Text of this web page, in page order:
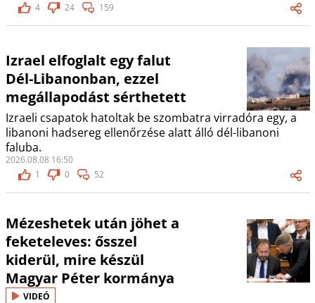
4
24 159
Izrael elfoglalt egy falut
Dél-Libanonban, ezzel
megállapodást sérthetett
Izraeli csapatok hatoltak be szombatra virradóra egy, a
libanoni hadsereg ellenőrzése alatt álló dél-libanoni
faluba.
2026.08.08 16:50
1
0 52
Mézeshetek után jöhet a
feketeleves: ősszel
kiderül, mire készül
Magyar Péter kormánya
VIDEÓ